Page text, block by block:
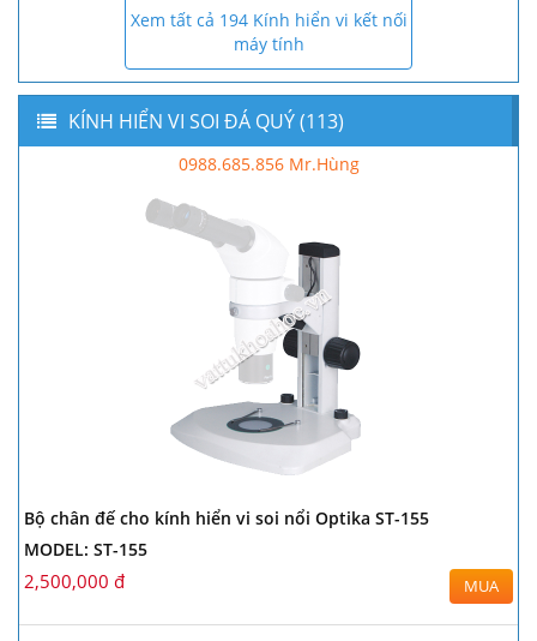
Xem tất cả 194 Kính hiển vi kết nối
máy tính
KÍNH HIỂN VI SOI ĐÁ QUÝ (113)
0988.685.856 Mr.Hùng
Bộ chân đế cho kính hiển vi soi nổi Optika ST-155
MODEL: ST-155
2,500,000 đ MUA